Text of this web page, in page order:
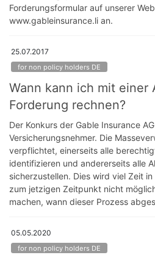
Forderungsformular auf unserer
www.gableinsurance.li an.
25.07.2017
for non policy holders DE
Wann kann ich mit einer
Forderung rechnen?
Der Konkurs der Gable Insurance
Versicherungsnehmer. Die
verpflichtet, einerseits alle
identifizieren und andererseits alle
sicherzustellen. Dies wird viel Zeit
zum jetzigen Zeitpunkt nicht
machen, wann dieser Prozess
05.05.2020
for non policy holders DE